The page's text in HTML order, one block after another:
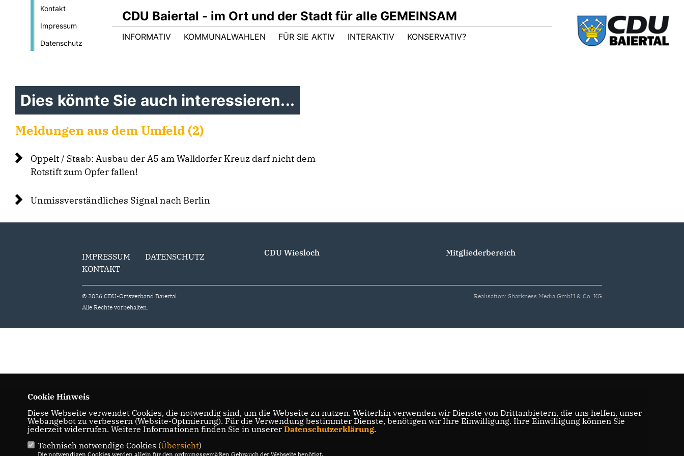
Kontakt
Impressum
Datenschutz
CDU Baiertal - im Ort und der Stadt für alle GEMEINSAM
INFORMATIV KOMMUNALWAHLEN FÜR SIE AKTIV INTERAKTIV KONSERVATIV?
Dies könnte Sie auch interessieren...
Meldungen aus dem Umfeld (2)
Oppelt / Staab: Ausbau der A5 am Walldorfer Kreuz darf nicht dem
Rotstift zum Opfer fallen!
Unmissverständliches Signal nach Berlin
IMPRESSUM
DATENSCHUTZ
KONTAKT
CDU Wiesloch Mitgliederbereich
© 2026 CDU-Ortsverband Baiertal
Alle Rechte vorbehalten.
Realisation: Sharkness Media GmbH & Co. KG
Cookie Hinweis
Diese Webseite verwendet Cookies, die notwendig sind, um die Webseite zu nutzen. Weiterhin verwenden wir Dienste von Drittanbietern, die uns helfen, unser
Webangebot zu verbessern (Website-Optmierung). Für die Verwendung bestimmter Dienste, benötigen wir Ihre Einwilligung. Ihre Einwilligung können Sie
jederzeit widerrufen. Weitere Informationen finden Sie in unserer Datenschutzerklärung.
Technisch notwendige Cookies (Übersicht)
Die notwendigen Cookies werden allein für den ordnungsgemäßen Gebrauch der Webseite benötigt.